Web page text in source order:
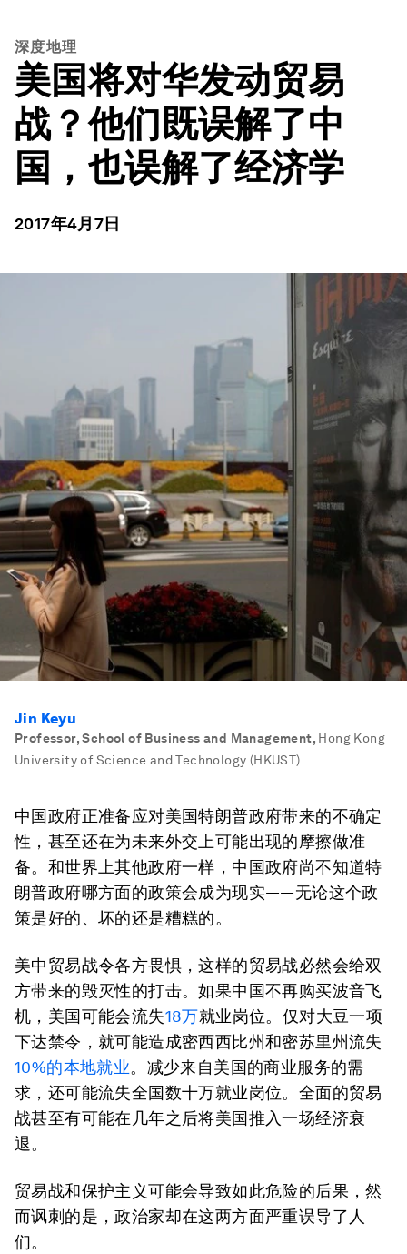
深度地理
美国将对华发动贸易
战？他们既误解了中
国，也误解了经济学
2017年4月7日
Jin Keyu
Professor, School of Business and Management, Hong Kong
University of Science and Technology (HKUST)
中国政府正准备应对美国特朗普政府带来的不确定
性，甚至还在为未来外交上可能出现的摩擦做准
备。和世界上其他政府一样，中国政府尚不知道特
朗普政府哪方面的政策会成为现实——无论这个政
策是好的、坏的还是糟糕的。
美中贸易战令各方畏惧，这样的贸易战必然会给双
方带来的毁灭性的打击。如果中国不再购买波音飞
机，美国可能会流失18万就业岗位。仅对大豆一项
下达禁令，就可能造成密西西比州和密苏里州流失
10%的本地就业。减少来自美国的商业服务的需
求，还可能流失全国数十万就业岗位。全面的贸易
战甚至有可能在几年之后将美国推入一场经济衰
退。
贸易战和保护主义可能会导致如此危险的后果，然
而讽刺的是，政治家却在这两方面严重误导了人
们。